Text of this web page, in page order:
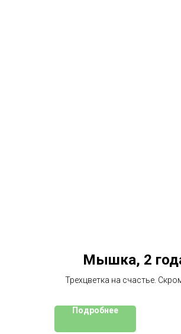
Мышка, 2
Трехцветка на счастье.
Подробнее